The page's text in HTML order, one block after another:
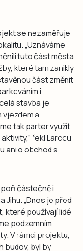
se nezaměřuje
„Uznáváme
tuto část města
které tam zanikly
část změnit
i
stavba je
vjezdem a
tak parter využít
řekl Larcou
ani o obchod s
částečně i
Jihu. „Dnes je před
které používají lidé
podzemním
V rámci projektu,
budov, byl by